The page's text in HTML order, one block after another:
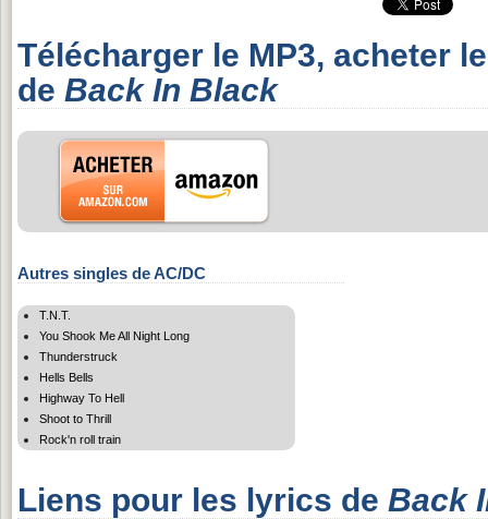
Télécharger le MP3, acheter
de Back In Black
Autres singles de AC/DC
T.N.T.
You Shook Me All Night Long
Thunderstruck
Hells Bells
Highway To Hell
Shoot to Thrill
Rock'n roll train
Liens pour les lyrics de Back